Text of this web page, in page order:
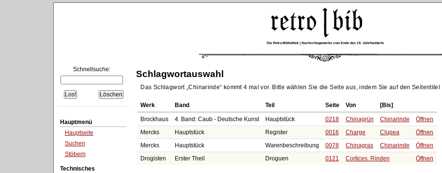
Die Retro-Bibliothek | Nachschlagewerke zum Ende des 19. Jahrhunderts
Schnellsuche:
Hauptmenü
Hauptseite
Suchen
Stöbern
Technisches
Schlagwortauswahl
Das Schlagwort Chinarinde kommt 4 mal vor. Bitte wählen Sie die Seite aus, indem Sie auf den Seitentitel
Werk Band Teil Seite Von [Bis]
Brockhaus 4. Band: Caub - Deutsche Kunst Hauptstück 0218 Chinagrün Chinarinde
Öffnen
Mercks
Hauptstück Register 0016 Charge Clupea
Öffnen
Mercks
Hauptstück Warenbeschreibung 0078 Chinagras Chinarinde
Öffnen
Drogisten
Erster Theil Droguen 0121 Cortices. Rinden Öffnen